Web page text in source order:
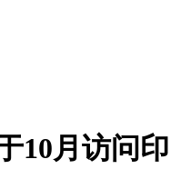
10月访问印